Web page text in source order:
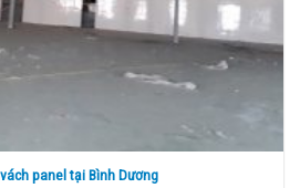
panel tại Bình Dương